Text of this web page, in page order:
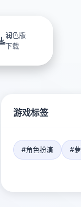
润色版
下载
游戏标签
#角色扮演 #